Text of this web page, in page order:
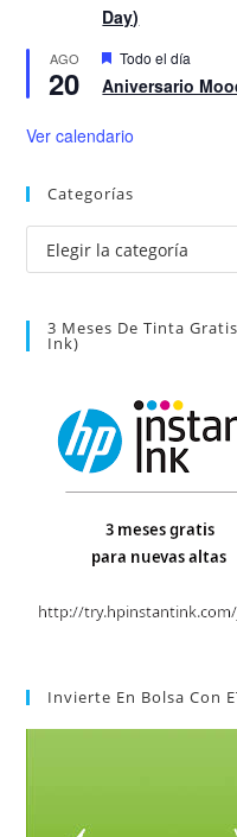
Day)
AGO
20
D
e
s
a
d
Todo el día
Aniversario
Ver calendario
Categorías
Categorías
3 Meses De Tinta
Ink)
Invierte En Bolsa Con